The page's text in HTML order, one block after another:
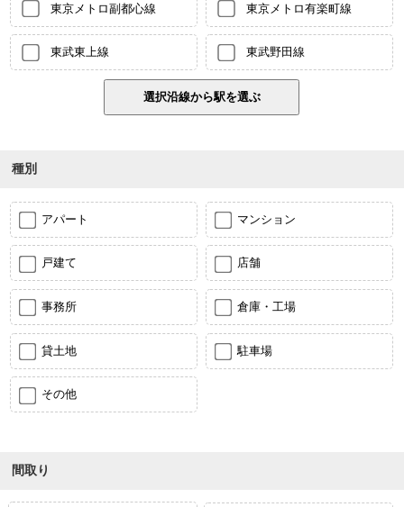
東京メトロ副都心線 東京メトロ有楽町線
東武東上線 東武野田線
種別
アパート マンション
戸建て 店舗
事務所 倉庫・工場
貸土地 駐車場
その他
間取り